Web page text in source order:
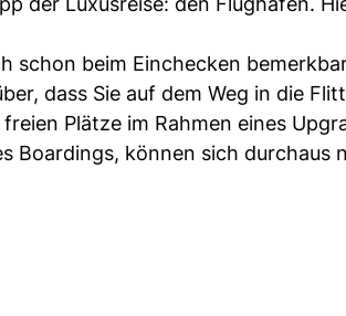
schon beim Einchecken
dass Sie auf dem Weg in die
Plätze im Rahmen eines
Boardings, können sich durchaus